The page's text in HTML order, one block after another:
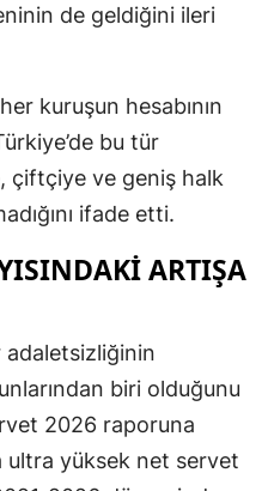
de geldiğini ileri
kuruşun hesabının
bu tür
çiftçiye ve geniş halk
ifade etti.
ARTIŞA
adaletsizliğinin
biri olduğunu
2026 raporuna
ultra yüksek net servet